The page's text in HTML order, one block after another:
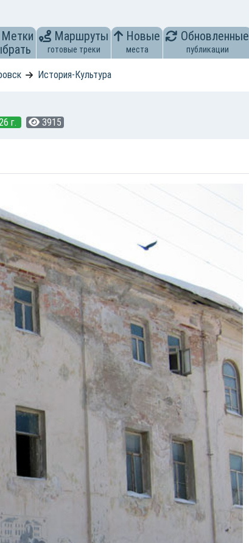
Метки
Маршруты
готовые треки
Новые
места
Обновленные
публикации
История-Культура
г. 3915